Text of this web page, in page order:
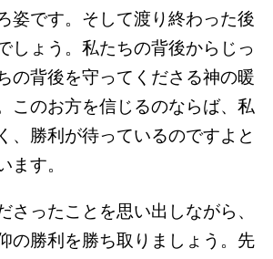
姿です。そして渡り終わった後
しょう。私たちの背後からじっ
の背後を守ってくださる神の暖
このお方を信じるのならば、私
、勝利が待っているのですよと
ます。
さったことを思い出しながら、
の勝利を勝ち取りましょう。先